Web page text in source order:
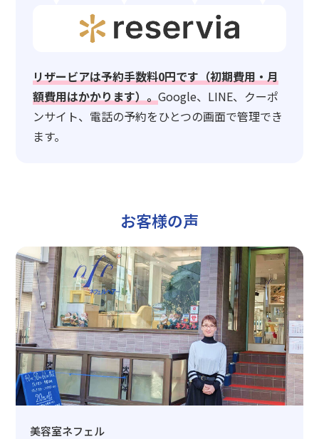
リザービアは予約手数料0円です（初期費用・月
額費用はかかります）。Google、LINE、クーポ
ンサイト、電話の予約をひとつの画面で管理でき
ます。
お客様の声
美容室ネフェル